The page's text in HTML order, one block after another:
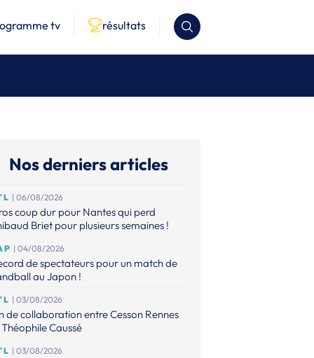
tv résultats
Nos derniers articles
| 06/08/2026
coup dur pour Nantes qui perd
Briet pour plusieurs semaines !
| 04/08/2026
de spectateurs pour un match de
au Japon !
| 03/08/2026
de collaboration entre Cesson Rennes
Caussé
| 03/08/2026